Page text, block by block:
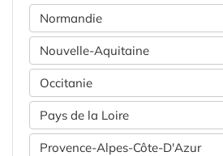
Normandie
Nouvelle-Aquitaine
Occitanie
Pays de la Loire
Provence-Alpes-Côte-D'Azur